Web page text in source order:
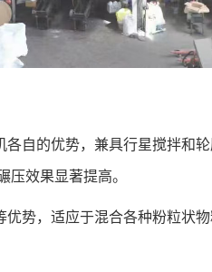
自的优势，兼具行星搅拌和
效果显著提高。
势，适应于混合各种粉粒状